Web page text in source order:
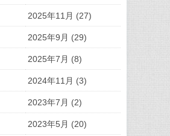
2025年11月 (27)
2025年9月 (29)
2025年7月 (8)
2024年11月 (3)
2023年7月 (2)
2023年5月 (20)